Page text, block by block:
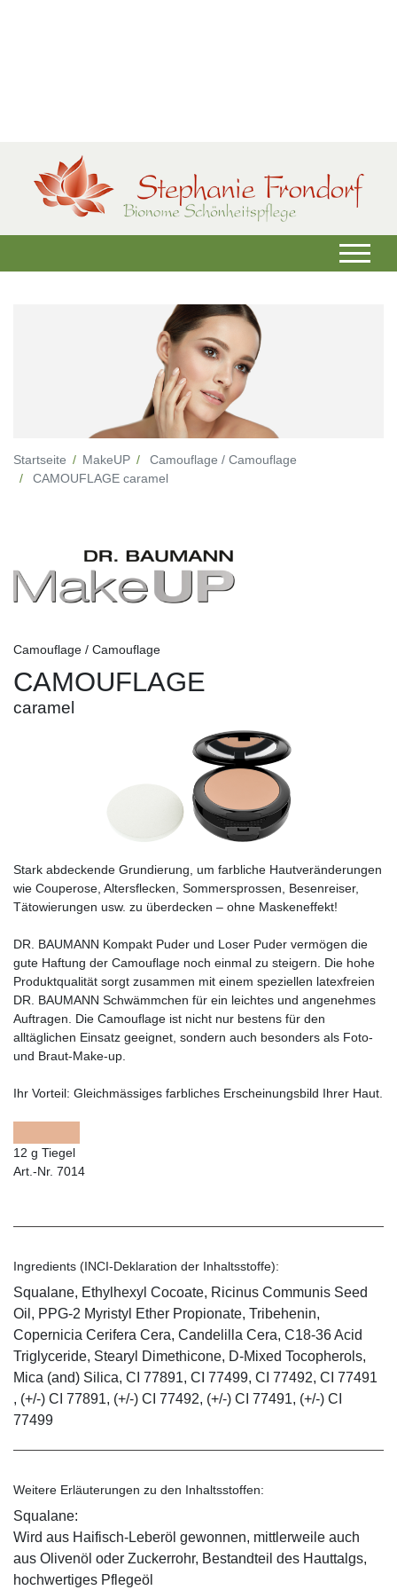
Startseite MakeUP
Camouflage / Camouflage
CAMOUFLAGE caramel
Camouflage / Camouflage
CAMOUFLAGE
caramel
Stark abdeckende Grundierung, um farbliche Hautveränderungen
wie Couperose, Altersflecken, Sommersprossen, Besenreiser,
Tätowierungen usw. zu überdecken – ohne Maskeneffekt!
DR. BAUMANN Kompakt Puder und Loser Puder vermögen die
gute Haftung der Camouflage noch einmal zu steigern. Die hohe
Produktqualität sorgt zusammen mit einem speziellen latexfreien
DR. BAUMANN Schwämmchen für ein leichtes und angenehmes
Auftragen. Die Camouflage ist nicht nur bestens für den
alltäglichen Einsatz geeignet, sondern auch besonders als Foto-
und Braut-Make-up.
Ihr Vorteil: Gleichmässiges farbliches Erscheinungsbild Ihrer Haut.
12 g Tiegel
Art.-Nr. 7014
Ingredients (INCI-Deklaration der Inhaltsstoffe):
Squalane, Ethylhexyl Cocoate, Ricinus Communis Seed
Oil, PPG-2 Myristyl Ether Propionate, Tribehenin,
Copernicia Cerifera Cera, Candelilla Cera, C18-36 Acid
Triglyceride, Stearyl Dimethicone, D-Mixed Tocopherols,
Mica (and) Silica, CI 77891, CI 77499, CI 77492, CI 77491
, (+/-) CI 77891, (+/-) CI 77492, (+/-) CI 77491, (+/-) CI
77499
Weitere Erläuterungen zu den Inhaltsstoffen:
Squalane:
Wird aus Haifisch-Leberöl gewonnen, mittlerweile auch
aus Olivenöl oder Zuckerrohr, Bestandteil des Hauttalgs,
hochwertiges Pflegeöl